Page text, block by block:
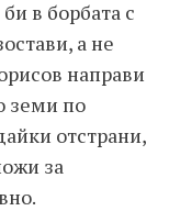
в борбата с
а не
направи
земи по
отстрани,
за